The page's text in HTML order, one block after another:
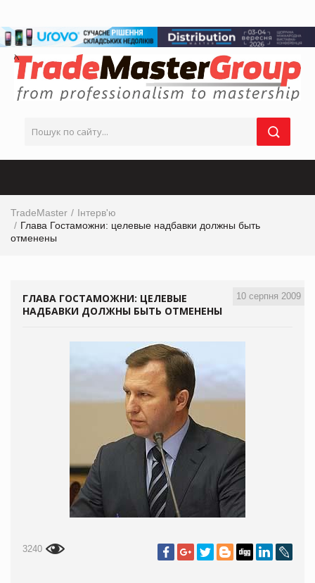
TradeMaster
Інтерв'ю
Глава Гостаможни: целевые надбавки должны быть
отменены
10 серпня 2009
ГЛАВА ГОСТАМОЖНИ: ЦЕЛЕВЫЕ
НАДБАВКИ ДОЛЖНЫ БЫТЬ ОТМЕНЕНЫ
3240